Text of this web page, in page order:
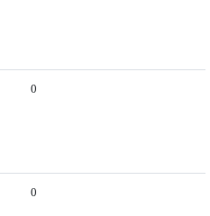
0
0